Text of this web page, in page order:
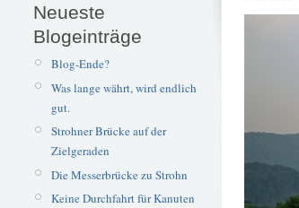
Neueste
Blogeinträge
Blog-Ende?
Was lange währt, wird endlich
gut.
Strohner Brücke auf der
Zielgeraden
Die Messerbrücke zu Strohn
Keine Durchfahrt für Kanuten